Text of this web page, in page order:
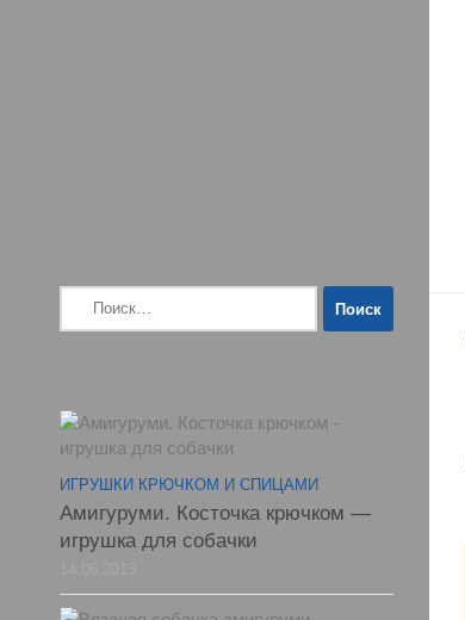
Найти:
ИГРУШКИ КРЮЧКОМ И СПИЦАМИ
Амигуруми. Косточка крючком —
игрушка для собачки